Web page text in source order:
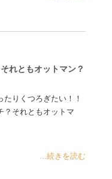
れともオットマン？
たりくつろぎたい！！
？それともオットマ
...続きを読む